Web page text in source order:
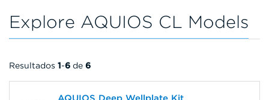
Explore AQUIOS CL Models
Resultados 1-6 de 6